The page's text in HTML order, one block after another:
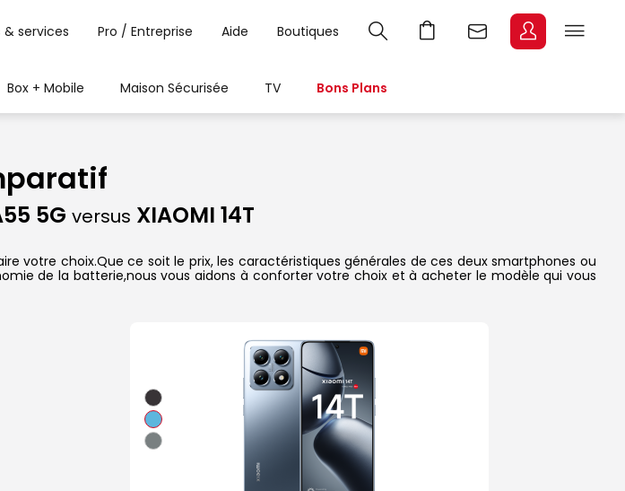
& services Pro / Entreprise Aide Boutiques
Box + Mobile Maison Sécurisée TV Bons Plans
5G versus XIAOMI 14T
votre choix.Que ce soit le prix, les caractéristiques générales de ces deux smartphones ou
de la batterie,nous vous aidons à conforter votre choix et à acheter le modèle qui vous